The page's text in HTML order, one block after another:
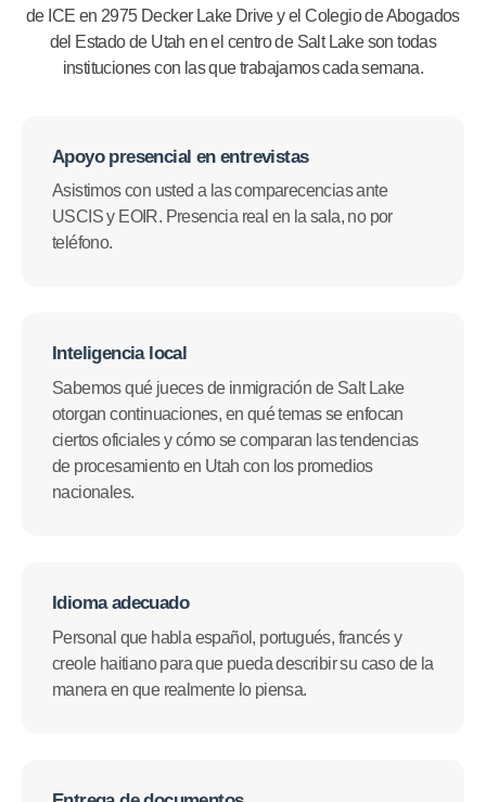
de ICE en 2975 Decker Lake Drive y el Colegio de Abogados
del Estado de Utah en el centro de Salt Lake son todas
instituciones con las que trabajamos cada semana.
Apoyo presencial en entrevistas
Asistimos con usted a las comparecencias ante
USCIS y EOIR. Presencia real en la sala, no por
teléfono.
Inteligencia local
Sabemos qué jueces de inmigración de Salt Lake
otorgan continuaciones, en qué temas se enfocan
ciertos oficiales y cómo se comparan las tendencias
de procesamiento en Utah con los promedios
nacionales.
Idioma adecuado
Personal que habla español, portugués, francés y
creole haitiano para que pueda describir su caso de la
manera en que realmente lo piensa.